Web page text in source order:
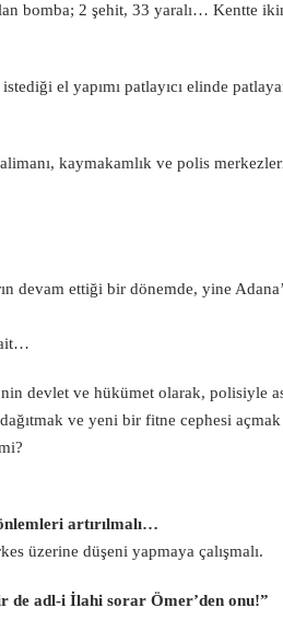
bomba; 2 şehit, 33 yaralı… Kentte
el yapımı patlayıcı elinde
kaymakamlık ve polis
devam ettiği bir dönemde, yine
devlet ve hükümet olarak, polisiyle
ve yeni bir fitne cephesi
artırılmalı…
üzerine düşeni yapmaya çalışmalı.
de adl-i İlahi sorar Ömer’den onu!”